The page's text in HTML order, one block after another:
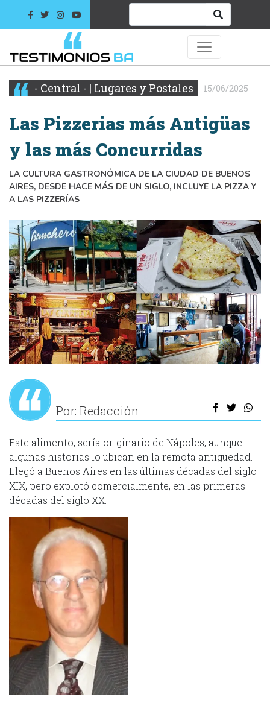
- Central - | Lugares y Postales 15/06/2025
Las Pizzerias más Antigüas
y las más Concurridas
LA CULTURA GASTRONÓMICA DE LA CIUDAD DE BUENOS
AIRES, DESDE HACE MÁS DE UN SIGLO, INCLUYE LA PIZZA Y
A LAS PIZZERÍAS
Por: Redacción
Este alimento, sería originario de Nápoles, aunque
algunas historias lo ubican en la remota antigüedad.
Llegó a Buenos Aires en las últimas décadas del siglo
XIX, pero explotó comercialmente, en las primeras
décadas del siglo XX.